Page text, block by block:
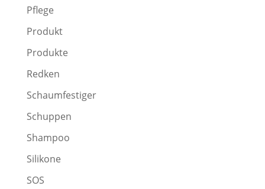
Pflege
Produkt
Produkte
Redken
Schaumfestiger
Schuppen
Shampoo
Silikone
SOS